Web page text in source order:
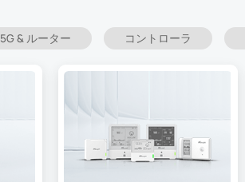
5G & ルーター コントローラ